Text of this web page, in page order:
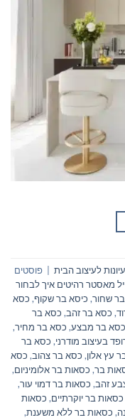
לעיצוב הבית
פוסטים
מאסטר רהיטים איך לבחור
שחור, כיסא בר שקוף, כסא
, כסא בר זהב, כסא בר
כסא בר מבצע, כסא בר מחיר,
בעיצוב מודרני, כסא בר
עץ אלון, כסא בר צהוב, כסא
בר, כסאות בר אלומיניום,
זהב, כסאות בר דמוי עור,
כסאות בר יוקרתיים, כסאות
, כסאות בר ללא משענת,